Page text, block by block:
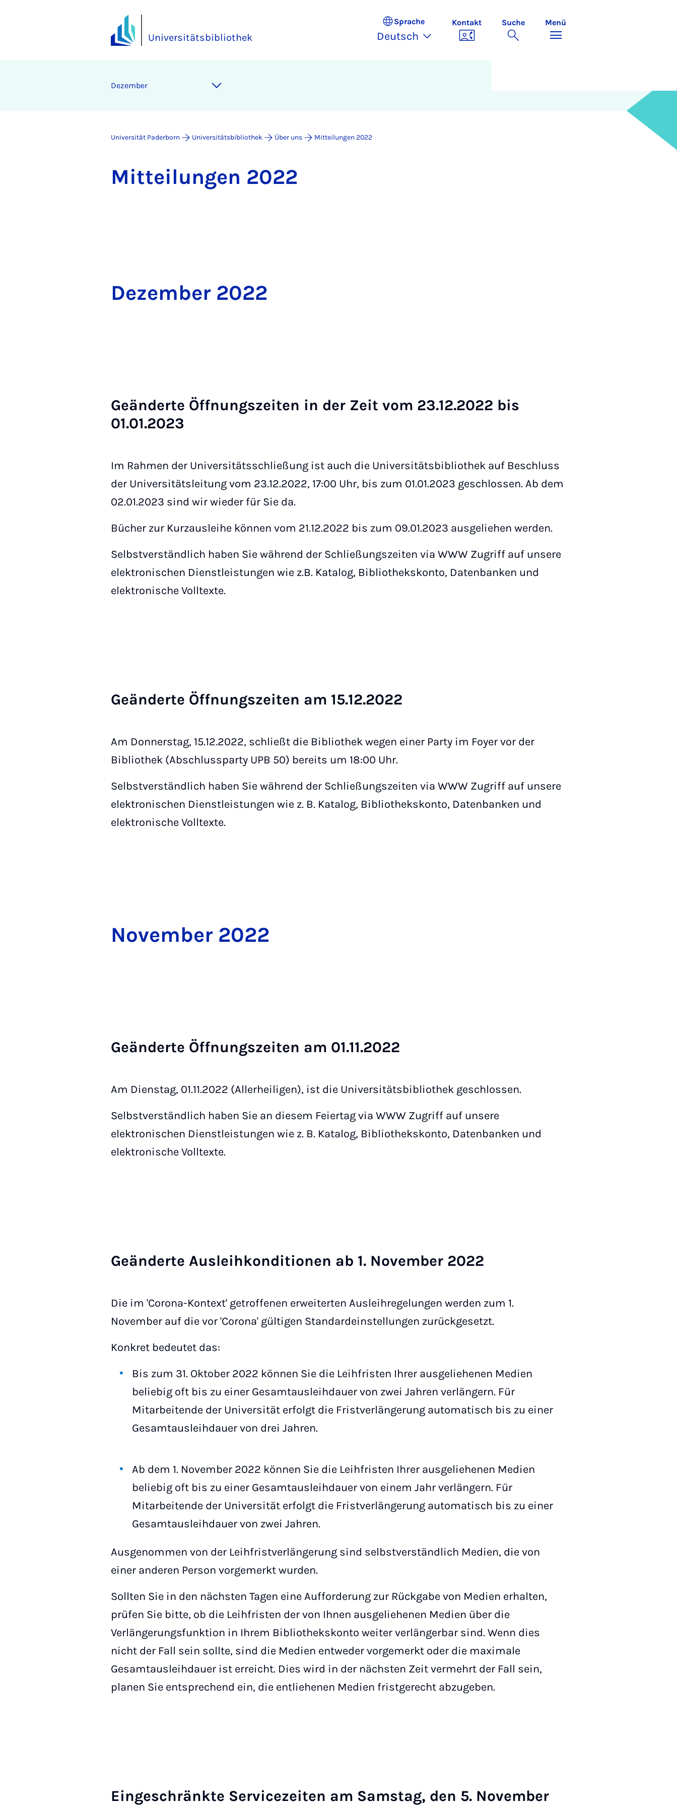
Universitätsbibliothek
Sprache
Deutsch
Kontakt Suche Menü
Dezember
Universität Paderborn Universitätsbibliothek Über uns Mitteilungen 2022
Mit­tei­lun­gen 2022
De­zem­ber 2022
Ge­än­der­te Öff­nungs­zei­ten in der Zeit vom 23.12.2022 bis
01.01.2023
Im Rahmen der Universitätsschließung ist auch die Universitätsbibliothek auf Beschluss
der Universitätsleitung vom 23.12.2022, 17:00 Uhr, bis zum 01.01.2023 geschlossen. Ab dem
02.01.2023 sind wir wieder für Sie da.
Bücher zur Kurzausleihe können vom 21.12.2022 bis zum 09.01.2023 ausgeliehen werden.
Selbstverständlich haben Sie während der Schließungszeiten via WWW Zugriff auf unsere
elektronischen Dienstleistungen wie z.B. Katalog, Bibliothekskonto, Datenbanken und
elektronische Volltexte.
Ge­än­der­te Öff­nungs­zei­ten am 15.12.2022
Am Donnerstag, 15.12.2022, schließt die Bibliothek wegen einer Party im Foyer vor der
Bibliothek (Abschlussparty UPB 50) bereits um 18:00 Uhr.
Selbstverständlich haben Sie während der Schließungszeiten via WWW Zugriff auf unsere
elektronischen Dienstleistungen wie z. B. Katalog, Bibliothekskonto, Datenbanken und
elektronische Volltexte.
No­vem­ber 2022
Ge­än­der­te Öff­nungs­zei­ten am 01.11.2022
Am Dienstag, 01.11.2022 (Allerheiligen), ist die Universitätsbibliothek geschlossen.
Selbstverständlich haben Sie an diesem Feiertag via WWW Zugriff auf unsere
elektronischen Dienstleistungen wie z. B. Katalog, Bibliothekskonto, Datenbanken und
elektronische Volltexte.
Ge­än­der­te Aus­leih­kon­di­ti­o­nen ab 1. No­vem­ber 2022
Die im 'Corona-Kontext' getroffenen erweiterten Ausleihregelungen werden zum 1.
November auf die vor 'Corona' gültigen Standardeinstellungen zurückgesetzt.
Konkret bedeutet das:
Bis zum 31. Oktober 2022 können Sie die Leihfristen Ihrer ausgeliehenen Medien
beliebig oft bis zu einer Gesamtausleihdauer von zwei Jahren verlängern. Für
Mitarbeitende der Universität erfolgt die Fristverlängerung automatisch bis zu einer
Gesamtausleihdauer von drei Jahren.
Ab dem 1. November 2022 können Sie die Leihfristen Ihrer ausgeliehenen Medien
beliebig oft bis zu einer Gesamtausleihdauer von einem Jahr verlängern. Für
Mitarbeitende der Universität erfolgt die Fristverlängerung automatisch bis zu einer
Gesamtausleihdauer von zwei Jahren.
Ausgenommen von der Leihfristverlängerung sind selbstverständlich Medien, die von
einer anderen Person vorgemerkt wurden.
Sollten Sie in den nächsten Tagen eine Aufforderung zur Rückgabe von Medien erhalten,
prüfen Sie bitte, ob die Leihfristen der von Ihnen ausgeliehenen Medien über die
Verlängerungsfunktion in Ihrem Bibliothekskonto weiter verlängerbar sind. Wenn dies
nicht der Fall sein sollte, sind die Medien entweder vorgemerkt oder die maximale
Gesamtausleihdauer ist erreicht. Dies wird in der nächsten Zeit vermehrt der Fall sein,
planen Sie entsprechend ein, die entliehenen Medien fristgerecht abzugeben.
Ein­ge­schränk­te Ser­vice­zei­ten am Sams­tag, den 5. No­vem­ber